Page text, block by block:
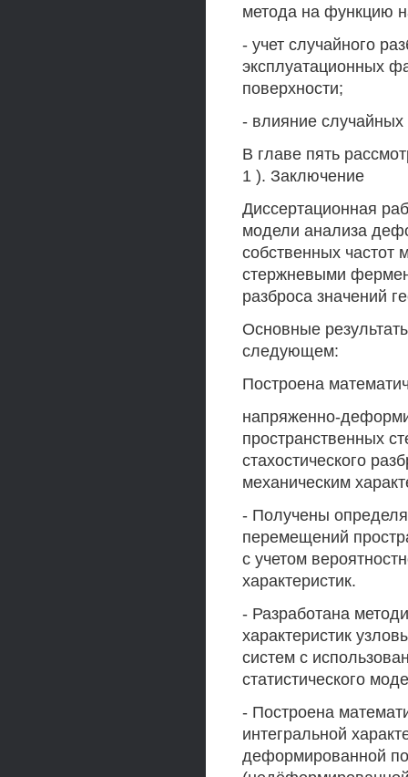
метода на функцию
- учет случайного
эксплуатационных
поверхности;
- влияние случайных
В главе пять
1 ). Заключение
Диссертационная
модели анализа
собственных частот
стержневыми
разброса значений
Основные
следующем:
Построена
напряженно-
пространственных
стахостического
механическим
- Получены
перемещений
с учетом
характеристик.
- Разработана
характеристик
систем с
статистического
- Построена
интегральной
деформированной